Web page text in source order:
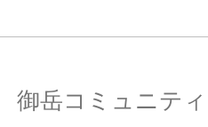
御岳コミュニテ